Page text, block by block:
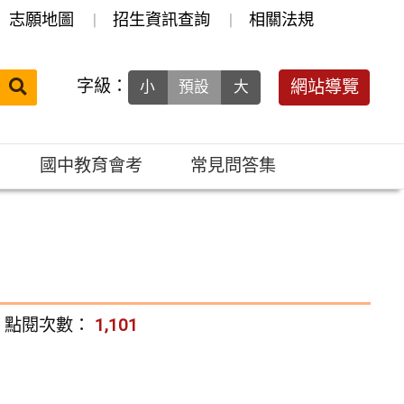
志願地圖 招生資訊查詢 相關法規
送出 字級： 小 預設 大 網站導覽
國中教育會考 常見問答集
點閱次數： 1,101